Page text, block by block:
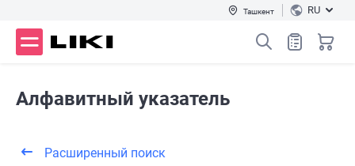
Ташкент RU
Алфавитный указатель
Расширенный поиск